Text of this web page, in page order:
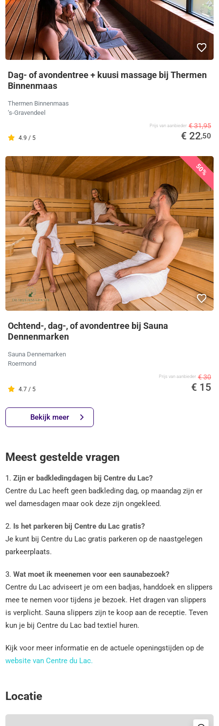
Dag- of avondentree + kuusi massage bij Thermen
Binnenmaas
Thermen Binnenmaas
‘s-Gravendeel
4.9 / 5
Prijs van aanbieder € 31,95
€ 22,50
50%
Ochtend-, dag-, of avondentree bij Sauna
Dennenmarken
Sauna Dennemarken
Roermond
4.7 / 5
Prijs van aanbieder € 30
€ 15
Bekijk meer
Meest gestelde vragen
1.Zijn er badkledingdagen bij Centre du Lac?
Centre du Lac heeft geen badkleding dag, op maandag zijn er
wel damesdagen maar ook deze zijn ongekleed.
2. Is het parkeren bij Centre du Lac gratis?
Je kunt bij Centre du Lac gratis parkeren op de naastgelegen
parkeerplaats.
3.Wat moet ik meenemen voor een saunabezoek?
Centre du Lac adviseert je om een badjas, handdoek en slippers
mee te nemen voor tijdens je bezoek. Het dragen van slippers
is verplicht. Sauna slippers zijn te koop aan de receptie. Teven
kun je bij Centre du Lac bad textiel huren.
Kijk voor meer informatie en de actuele openingstijden op de
website van Centre du Lac.
Locatie